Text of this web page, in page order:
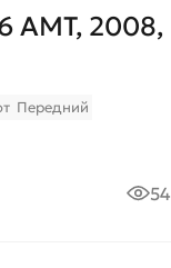
AMT, 2008,
Передний
54